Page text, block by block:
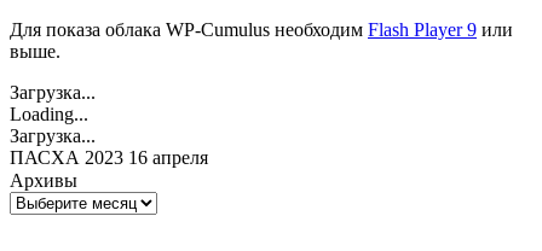
Для показа облака WP-Cumulus необходим Flash Player 9 или
выше.
Загрузка...
Loading...
Загрузка...
ПАСХА 2023 16 апреля
Архивы
Архивы